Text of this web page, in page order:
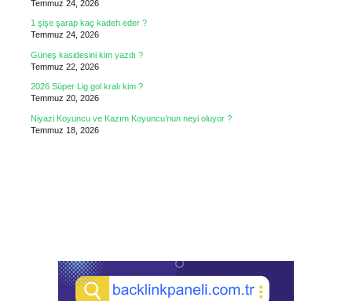
Temmuz 24, 2026
1 şişe şarap kaç kadeh eder ?
Temmuz 24, 2026
Güneş kasidesini kim yazdı ?
Temmuz 22, 2026
2026 Süper Lig gol kralı kim ?
Temmuz 20, 2026
Niyazi Koyuncu ve Kazım Koyuncu’nun neyi oluyor ?
Temmuz 18, 2026